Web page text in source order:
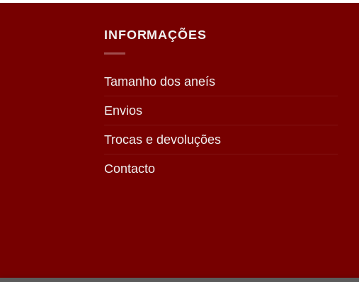
INFORMAÇÕES
Tamanho dos aneís
Envios
Trocas e devoluções
Contacto